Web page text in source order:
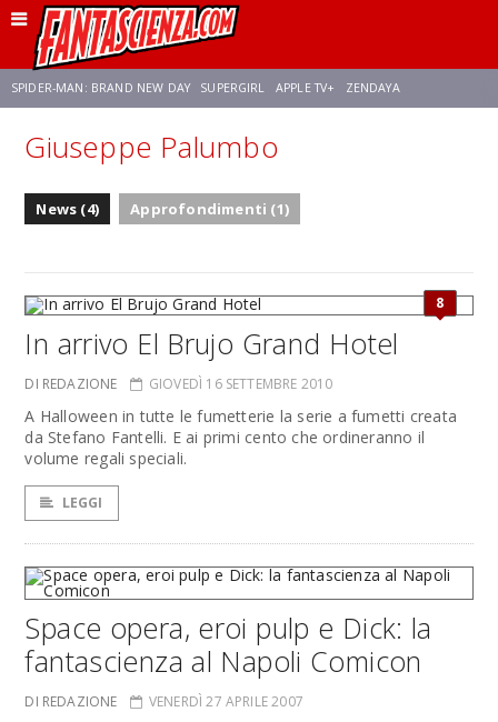
SPIDER-MAN: BRAND NEW DAY SUPERGIRL APPLE TV+ ZENDAYA
FRANCO RICCIARDIELLO AVENGERS: DOOMSDAY
Giuseppe Palumbo
News (4) Approfondimenti (1)
8
In arrivo El Brujo Grand Hotel
DI REDAZIONE GIOVEDÌ 16 SETTEMBRE 2010
A Halloween in tutte le fumetterie la serie a fumetti creata
da Stefano Fantelli. E ai primi cento che ordineranno il
volume regali speciali.
LEGGI
Space opera, eroi pulp e Dick: la
fantascienza al Napoli Comicon
DI REDAZIONE VENERDÌ 27 APRILE 2007